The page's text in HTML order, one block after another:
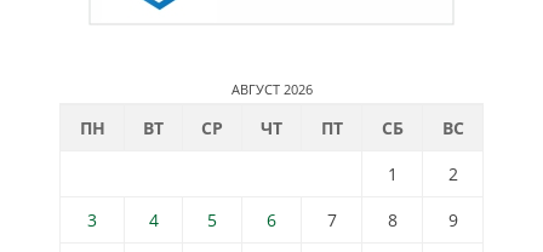
АВГУСТ 2026
ПН ВТ СР ЧТ ПТ СБ
ВС
1
2
3
4 5 6 7 8
9